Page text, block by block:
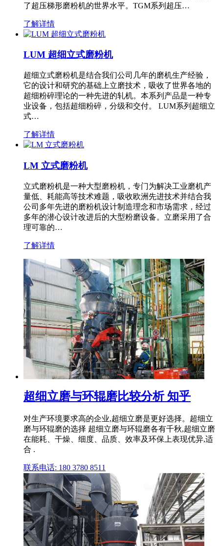
了超压梯形磨粉机的世界水平。TGM系列超压…
了解详情
LUM 超细立式磨粉机
超细立式磨粉机是结合我们公司几年的磨机生产经验，
它的设计和研究的基础上立磨技术，吸收了世界各地的
超细粉碎理论的一种先进的轧机。本系列产品是一种专
业设备，包括超细粉碎，分级和交付。 LUM系列超细立
式…
了解详情
LM 立式磨粉机
立式磨粉机是一种大型磨粉机，专门为解决工业磨机产
量低、耗能高等技术难题，吸收欧洲先进技术并结合我
公司多年先进的磨粉机设计制造理念和市场需求，经过
多年的潜心设计改进后的大型粉磨设备。立磨采用了合
理可靠的…
了解详情
超细立磨与环辊磨比较分析 知乎
对生产环境要求高的企业,超细立磨是更好选择。超细立
磨与环辊磨的选择 超细立磨与环辊磨各有千秋,超细立磨
在能耗、干燥、细度、品质、效率及环保上表现优异,适
合 .
联系电话: 180 3780 8511